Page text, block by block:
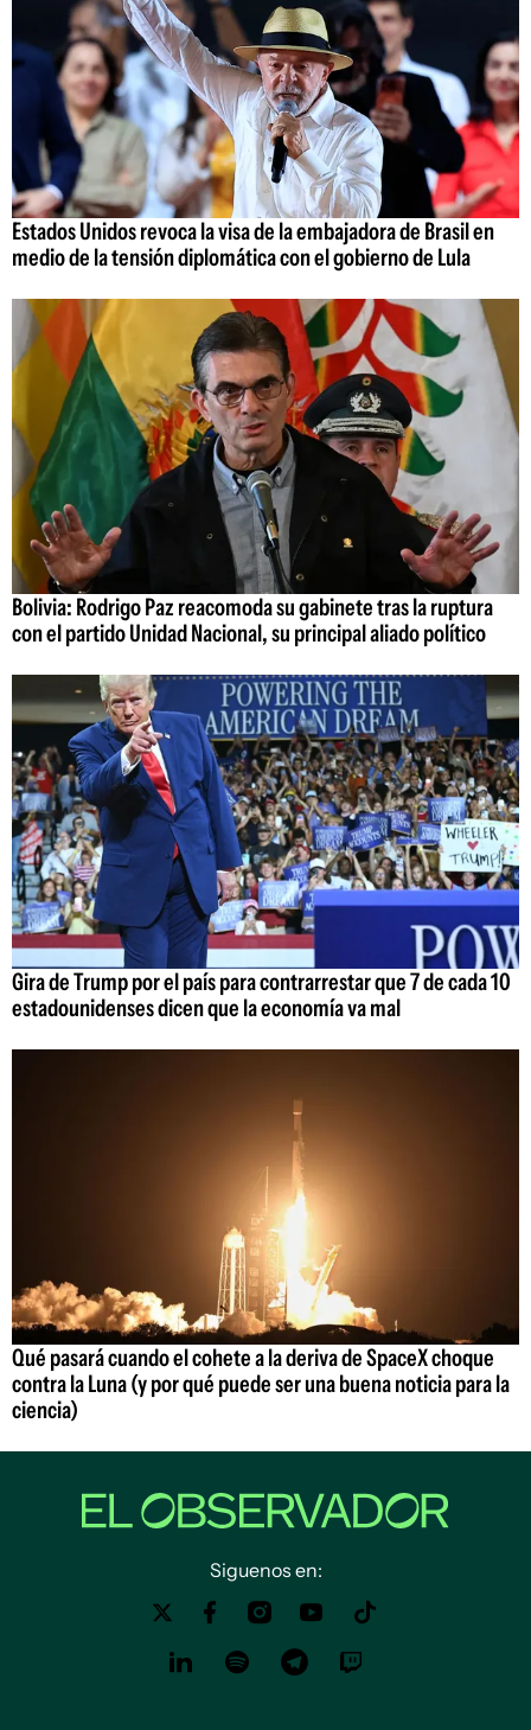
Estados Unidos revoca la visa de la embajadora de Brasil en
medio de la tensión diplomática con el gobierno de Lula
Bolivia: Rodrigo Paz reacomoda su gabinete tras la ruptura
con el partido Unidad Nacional, su principal aliado político
Gira de Trump por el país para contrarrestar que 7 de cada 10
estadounidenses dicen que la economía va mal
Qué pasará cuando el cohete a la deriva de SpaceX choque
contra la Luna (y por qué puede ser una buena noticia para la
ciencia)
Siguenos en: